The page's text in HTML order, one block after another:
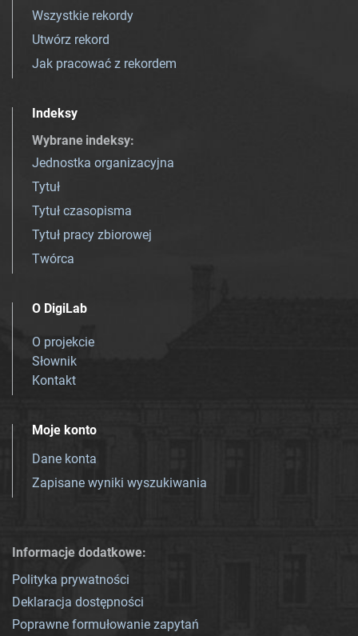
Wszystkie rekordy
Utwórz rekord
Jak pracować z rekordem
Indeksy
Wybrane indeksy:
Jednostka organizacyjna
Tytuł
Tytuł czasopisma
Tytuł pracy zbiorowej
Twórca
O DigiLab
O projekcie
Słownik
Kontakt
Moje konto
Dane konta
Zapisane wyniki wyszukiwania
Informacje dodatkowe:
Polityka prywatności
Deklaracja dostępności
Poprawne formułowanie zapytań